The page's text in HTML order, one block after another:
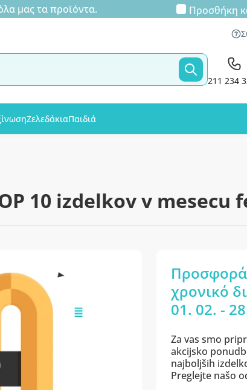
μας τα προϊόντα. Προσθήκη
211 234
ΖελεδάκιαΠαιδιά
10 izdelkov v
Προσφορά
χρονικό
01. 02. -
Za vas smo
akcijsko
najboljših
Preglejte našo